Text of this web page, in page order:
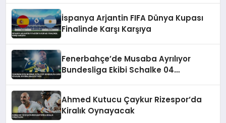
İspanya Arjantin FIFA Dünya Kupası
Finalinde Karşı Karşıya
Fenerbahçe’de Musaba Ayrılıyor
Bundesliga Ekibi Schalke 04
Ahmed Kutucu Çaykur Rizespor’da
Kiralık Oynayacak